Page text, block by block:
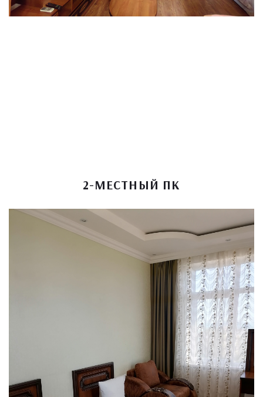
2-МЕСТНЫЙ ПК